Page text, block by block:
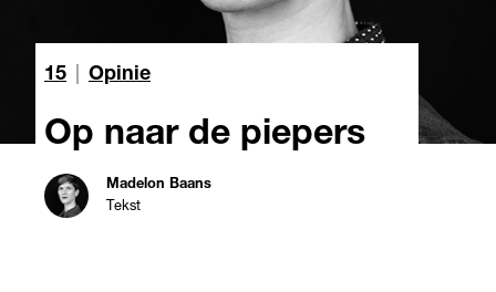
15 Opinie
Op naar de piepers
Madelon Baans
Tekst